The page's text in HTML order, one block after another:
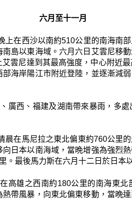
六月至十一月
上在西沙以南約510公里的南海南
島以東海域。六月六日艾雲尼移
雲尼達到其最高強度，中心附近
海岸陽江市附近登陸，並逐漸減
廣西、福建及湖南帶來暴雨，多
晨在馬尼拉之東北偏東約760公里
日本以南海域，當晩增強為強烈
。最後馬力斯在六月十二日於日本
高雄之西南約180公里的南海東
帶風暴，向東北偏東移動，當晩